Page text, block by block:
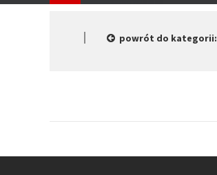
powrót do kategorii: